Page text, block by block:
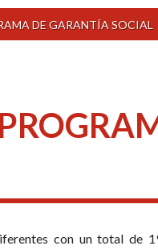
DE GARANTÍA SOCIAL
con un total de